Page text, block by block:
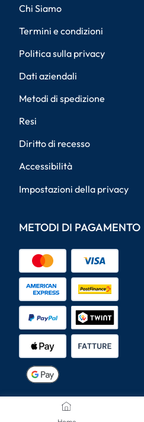
Chi Siamo
Termini e condizioni
Politica sulla privacy
Dati aziendali
Metodi di spedizione
Resi
Diritto di recesso
Accessibilità
Impostazioni della privacy
METODI DI PAGAMENTO
METODI DI SPEDIZIONE